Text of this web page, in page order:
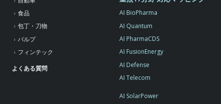
食品
包丁・刀物
パルプ
フィンテック
よくある質問
AI BioPharma
AI Quantum
AI PharmaCDS
AI FusionEnergy
AI Defense
AI Telecom
AI SolarPower